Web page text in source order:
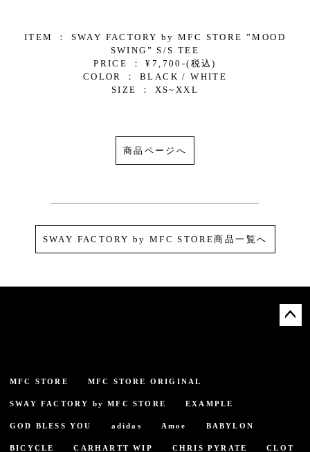
ITEM ： SWAY FACTORY by MFC STORE ”MOOD
SWING” S/S TEE
PRICE ： ¥7,700-(税込)
COLOR ： BLACK / WHITE
SIZE ： XS~XXL
商品ページへ
SWAY FACTORY by MFC STORE商品一覧へ
MFC STORE MFC STORE ORIGINAL
SWAY FACTORY by MFC STORE EXAMPLE
GOD BLESS YOU adidas Amoe BABYLON
BICYCLE CARHARTT WIP CHRIS PYRATE CLOT